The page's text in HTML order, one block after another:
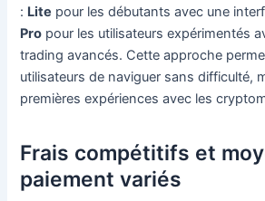
: Lite pour les débutants avec une
Pro pour les utilisateurs expérimentés
trading avancés. Cette approche
utilisateurs de naviguer sans difficulté,
premières expériences avec les
Frais compétitifs et
paiement variés